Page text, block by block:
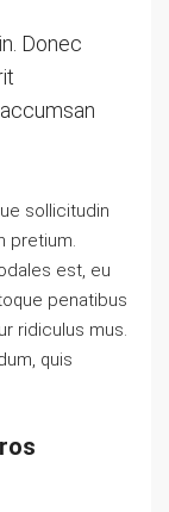
Donec
sollicitudin
pretium.
est, eu
penatibus
ridiculus mus.
quis